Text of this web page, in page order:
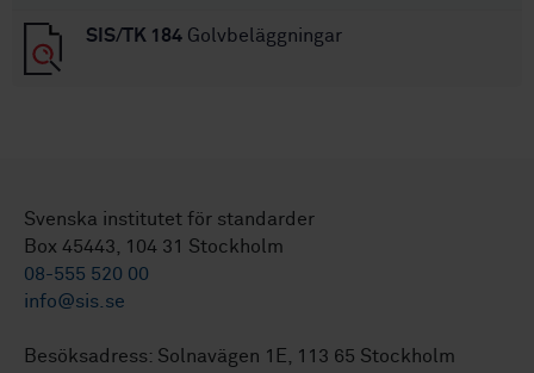
SIS/TK 184 Golvbeläggningar
Svenska institutet för standarder
Box 45443, 104 31 Stockholm
08-555 520 00
info@sis.se
Besöksadress: Solnavägen 1E, 113 65 Stockholm